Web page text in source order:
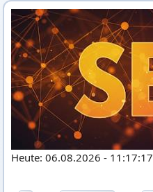
Heute: 06.08.2026 - 11:17:17